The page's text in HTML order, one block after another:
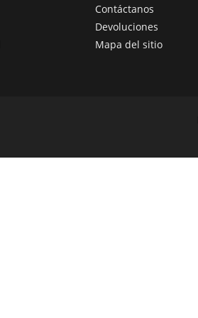
Contáctanos
Devoluciones
Mapa del sitio